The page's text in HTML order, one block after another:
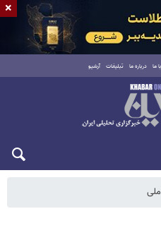
ما درباره ما تبلیغات آرشیو
×